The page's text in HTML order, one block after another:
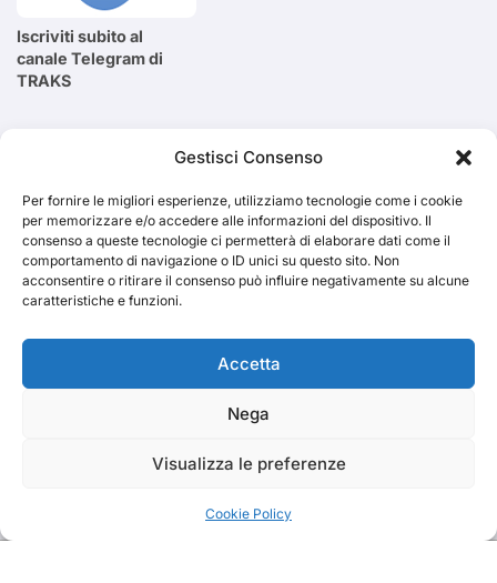
Gestisci Consenso
Per fornire le migliori esperienze, utilizziamo tecnologie come i cookie
per memorizzare e/o accedere alle informazioni del dispositivo. Il
consenso a queste tecnologie ci permetterà di elaborare dati come il
comportamento di navigazione o ID unici su questo sito. Non
acconsentire o ritirare il consenso può influire negativamente su alcune
caratteristiche e funzioni.
Accetta
Nega
Visualizza le preferenze
Cookie Policy
Iscriviti subito al
canale Telegram di
TRAKS
Cerca
TRAKS
Dal 2014 musica indipendente ed emergente